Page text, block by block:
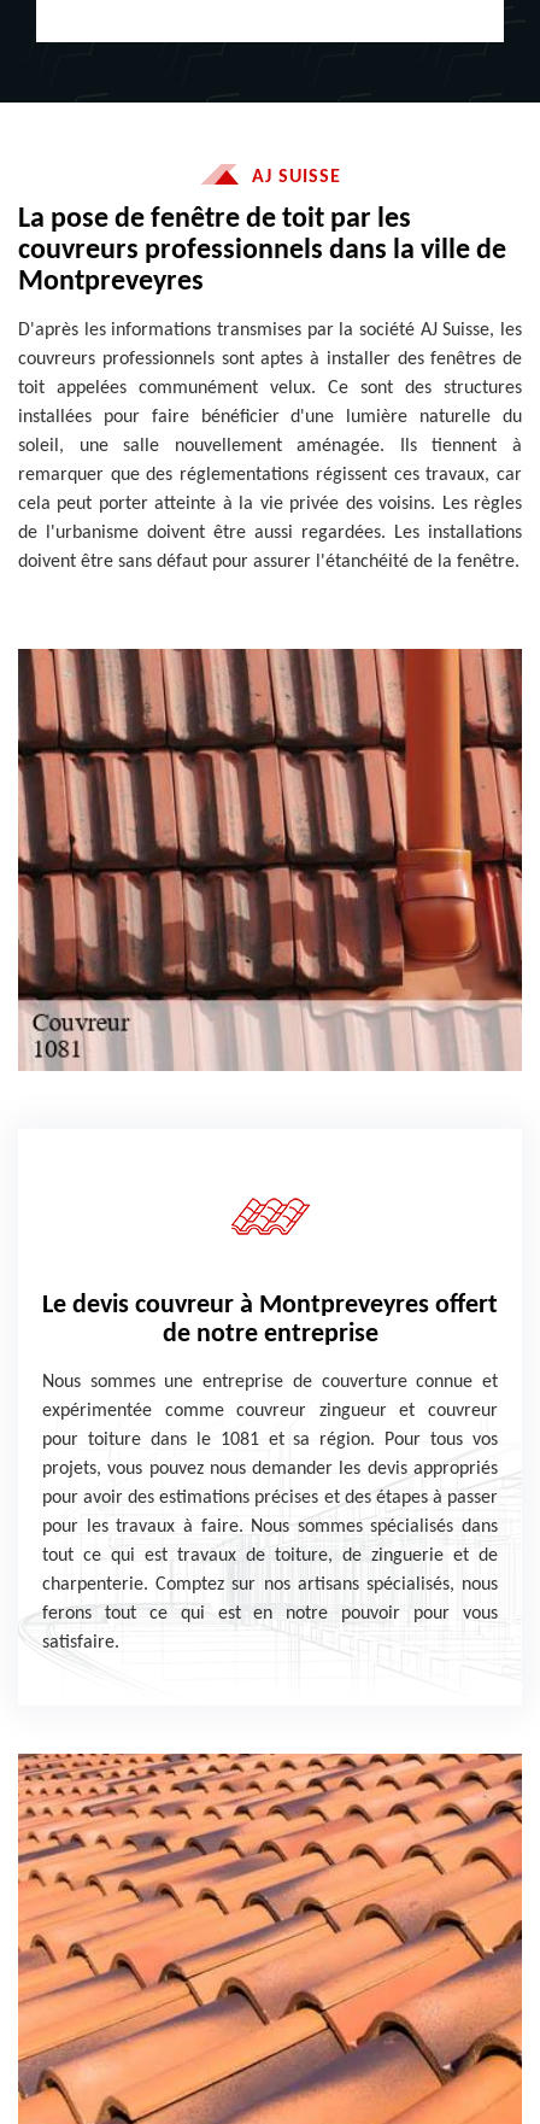
AJ SUISSE
La pose de fenêtre de toit par les
couvreurs professionnels dans la ville de
Montpreveyres
D'après les informations transmises par la société AJ Suisse, les
couvreurs professionnels sont aptes à installer des fenêtres de
toit appelées communément velux. Ce sont des structures
installées pour faire bénéficier d'une lumière naturelle du
soleil, une salle nouvellement aménagée. Ils tiennent à
remarquer que des réglementations régissent ces travaux, car
cela peut porter atteinte à la vie privée des voisins. Les règles
de l'urbanisme doivent être aussi regardées. Les installations
doivent être sans défaut pour assurer l'étanchéité de la fenêtre.
Le devis couvreur à Montpreveyres offert
de notre entreprise
Nous sommes une entreprise de couverture connue et
expérimentée comme couvreur zingueur et couvreur
pour toiture dans le 1081 et sa région. Pour tous vos
projets, vous pouvez nous demander les devis appropriés
pour avoir des estimations précises et des étapes à passer
pour les travaux à faire. Nous sommes spécialisés dans
tout ce qui est travaux de toiture, de zinguerie et de
charpenterie. Comptez sur nos artisans spécialisés, nous
ferons tout ce qui est en notre pouvoir pour vous
satisfaire.